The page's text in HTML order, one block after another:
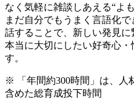
なく気軽に雑談しあえる“よ
まだ自分でもうまく言語化
話することで、新しい発見に
本当に大切にしたい好奇心
す。
※ 「年間約300時間」は、人
含めた総育成投下時間